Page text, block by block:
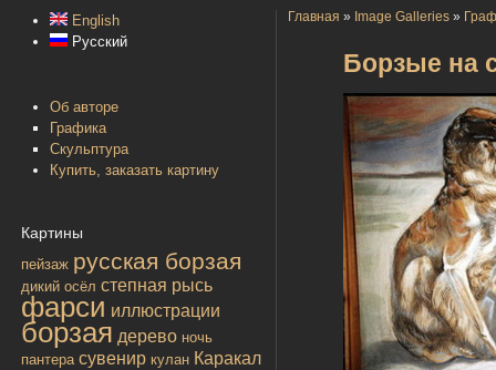
English
Русский
Об авторе
Графика
Скульптура
Купить, заказать картину
Картины
пейзаж русская борзая
дикий осёл степная рысь
фарси иллюстрации
борзая дерево ночь
пантера сувенир кулан Каракал
Главная » Image Galleries »
Борзые на